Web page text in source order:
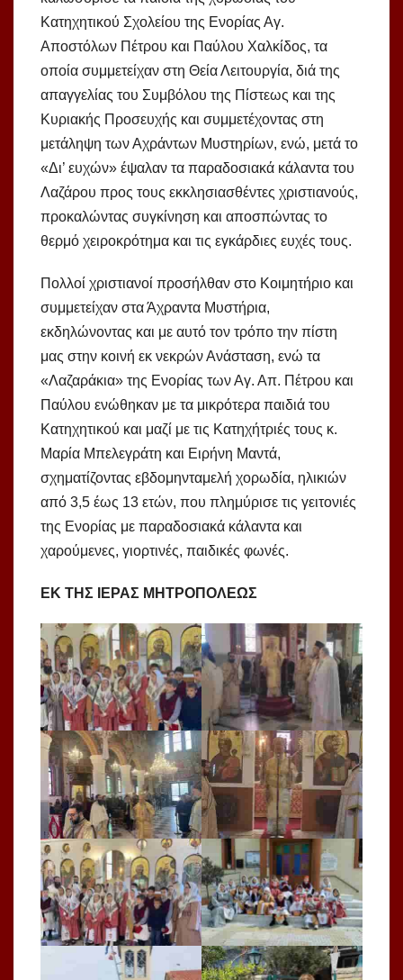
Κατηχητικού Σχολείου της Ενορίας Αγ.
Αποστόλων Πέτρου και Παύλου Χαλκίδος, τα
οποία συμμετείχαν στη Θεία Λειτουργία, διά της
απαγγελίας του Συμβόλου της Πίστεως και της
Κυριακής Προσευχής και συμμετέχοντας στη
μετάληψη των Αχράντων Μυστηρίων, ενώ, μετά το
«Δι’ ευχών» έψαλαν τα παραδοσιακά κάλαντα του
Λαζάρου προς τους εκκλησιασθέντες χριστιανούς,
προκαλώντας συγκίνηση και αποσπώντας το
θερμό χειροκρότημα και τις εγκάρδιες ευχές τους.
Πολλοί χριστιανοί προσήλθαν στο Κοιμητήριο και
συμμετείχαν στα Άχραντα Μυστήρια,
εκδηλώνοντας και με αυτό τον τρόπο την πίστη
μας στην κοινή εκ νεκρών Ανάσταση, ενώ τα
«Λαζαράκια» της Ενορίας των Αγ. Απ. Πέτρου και
Παύλου ενώθηκαν με τα μικρότερα παιδιά του
Κατηχητικού και μαζί με τις Κατηχήτριές τους κ.
Μαρία Μπελεγράτη και Ειρήνη Μαντά,
σχηματίζοντας εβδομηνταμελή χορωδία, ηλικιών
από 3,5 έως 13 ετών, που πλημύρισε τις γειτονιές
της Ενορίας με παραδοσιακά κάλαντα και
χαρούμενες, γιορτινές, παιδικές φωνές.
ΕΚ ΤΗΣ ΙΕΡΑΣ ΜΗΤΡΟΠΟΛΕΩΣ